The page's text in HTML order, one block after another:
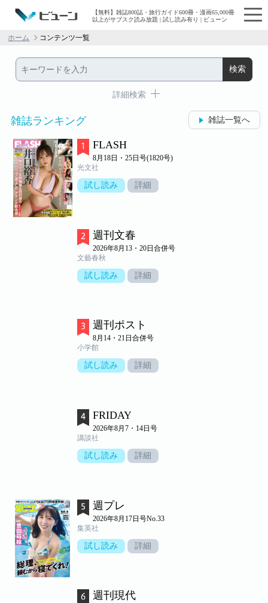
【無料】雑誌800誌・旅行ガイド600冊・漫画65,000冊
以上がサブスク読み放題 | 試し読み有り | ビューン
ホーム コンテンツ一覧
詳細検索
雑誌ランキング 雑誌一覧へ
FLASH
8月18日・25日号(1820号)
光文社
試し読み 詳細
週刊文春
2026年8月13・20日合併号
文藝春秋
試し読み 詳細
週刊ポスト
8月14・21日合併号
小学館
試し読み 詳細
FRIDAY
2026年8月7・14日号
講談社
試し読み 詳細
週プレ
2026年8月17日号No.33
集英社
試し読み 詳細
週刊現代